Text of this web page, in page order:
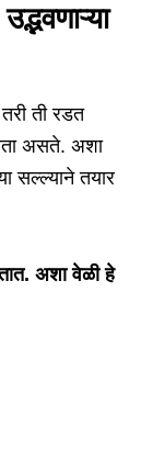
ती रडत
असते. अशा
सल्ल्याने तयार
अशा वेळी हे